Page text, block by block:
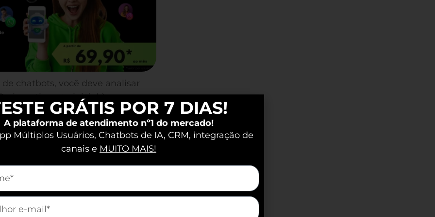
chatbots, você deve analisar
investimento inicial às
ser avaliado para garantir que
os detalhes e entender como fazer
no WhatsApp
GRÁTIS POR 7 DIAS!
A plataforma de atendimento nº1 do mercado!
Múltiplos Usuários, Chatbots de IA, CRM, integração de
canais e MUITO MAIS!